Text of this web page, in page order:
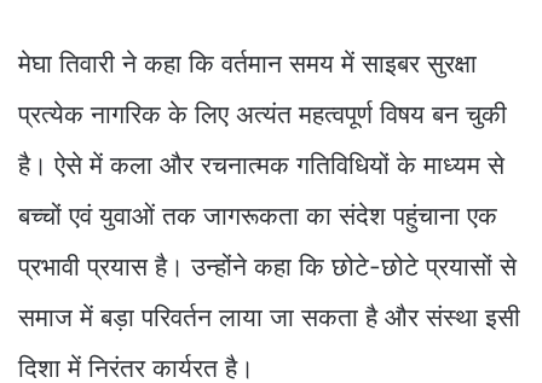
मेघा तिवारी ने कहा कि वर्तमान समय में साइबर सुरक्षा
प्रत्येक नागरिक के लिए अत्यंत महत्वपूर्ण विषय बन चुकी
है। ऐसे में कला और रचनात्मक गतिविधियों के माध्यम से
बच्चों एवं युवाओं तक जागरूकता का संदेश पहुंचाना एक
प्रभावी प्रयास है। उन्होंने कहा कि छोटे-छोटे प्रयासों से
समाज में बड़ा परिवर्तन लाया जा सकता है और संस्था इसी
दिशा में निरंतर कार्यरत है।